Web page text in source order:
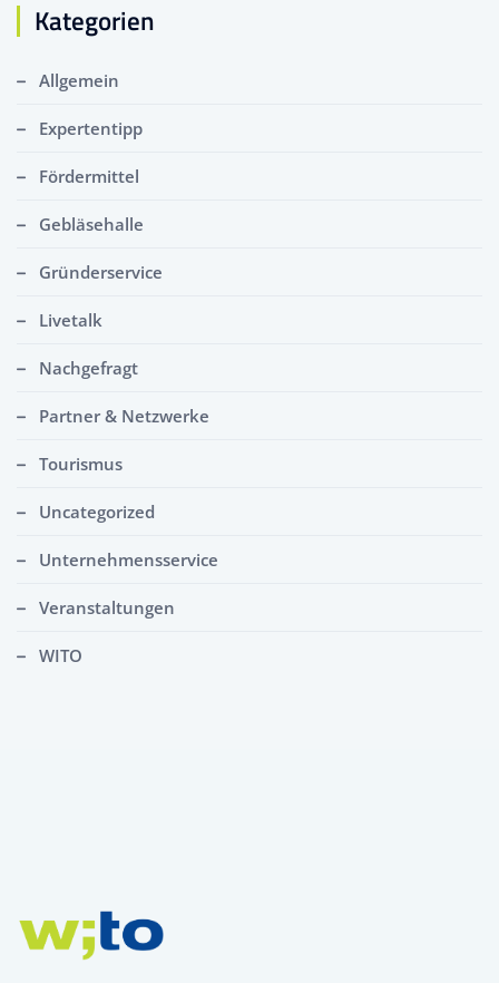
Kategorien
Allgemein
Expertentipp
Fördermittel
Gebläsehalle
Gründerservice
Livetalk
Nachgefragt
Partner & Netzwerke
Tourismus
Uncategorized
Unternehmensservice
Veranstaltungen
WITO